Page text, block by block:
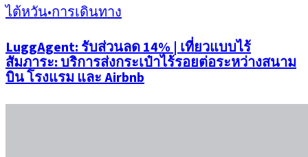
ไต้หวัน•การเดินทาง
LuggAgent: รับส่วนลด 14% | เที่ยวแบบไร้
สัมภาระ: บริการส่งกระเป๋าไร้รอยต่อระหว่างสนาม
บิน โรงแรม และ Airbnb